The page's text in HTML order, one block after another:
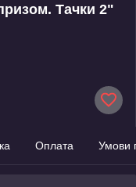
Тачки 2"
Оплата Умови